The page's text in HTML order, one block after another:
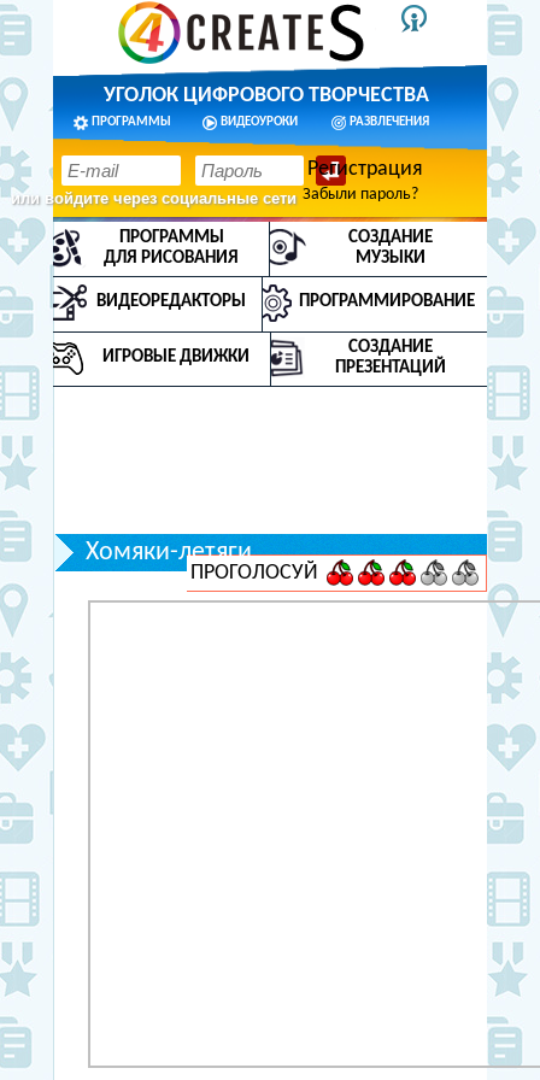
УГОЛОК ЦИФРОВОГО ТВОРЧЕСТВА
ПРОГРАММЫ ВИДЕОУРОКИ РАЗВЛЕЧЕНИЯ
Регистрация
Забыли пароль?
или войдите через социальные сети
ПРОГРАММЫ
ДЛЯ РИСОВАНИЯ
СОЗДАНИЕ
МУЗЫКИ
ВИДЕОРЕДАКТОРЫ ПРОГРАММИРОВАНИЕ
ИГРОВЫЕ ДВИЖКИ
СОЗДАНИЕ
ПРЕЗЕНТАЦИЙ
Хомяки-летяги
ПРОГОЛОСУЙ